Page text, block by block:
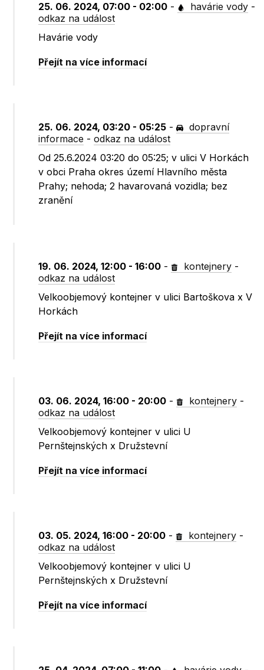
25. 06. 2024, 07:00 - 02:00 - havárie vody -
odkaz na událost
Havárie vody
Přejít na více informací
25. 06. 2024, 03:20 - 05:25 -
dopravní
informace -odkaz na událost
Od 25.6.2024 03:20 do 05:25; v ulici V Horkách
v obci Praha okres území Hlavního města
Prahy; nehoda; 2 havarovaná vozidla; bez
zranění
19. 06. 2024, 12:00 - 16:00 - kontejnery -
odkaz na událost
Velkoobjemový kontejner v ulici Bartoškova x V
Horkách
Přejít na více informací
03. 06. 2024, 16:00 - 20:00 - kontejnery -
odkaz na událost
Velkoobjemový kontejner v ulici U
Pernštejnských x Družstevní
Přejít na více informací
03. 05. 2024, 16:00 - 20:00 - kontejnery -
odkaz na událost
Velkoobjemový kontejner v ulici U
Pernštejnských x Družstevní
Přejít na více informací